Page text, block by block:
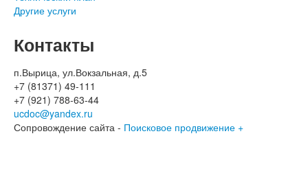
Другие услуги
Контакты
п.Вырица, ул.Вокзальная, д.5
+7 (81371) 49-111
+7 (921) 788-63-44
ucdoc@yandex.ru
Сопровождение сайта - Поисковое продвижение +